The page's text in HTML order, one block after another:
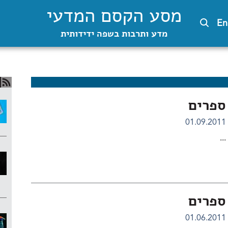
En מסע הקסם המדעי
מדע ותרבות בשפה ידידותית
ספרים
01.09.2011
...
ספרים
01.06.2011